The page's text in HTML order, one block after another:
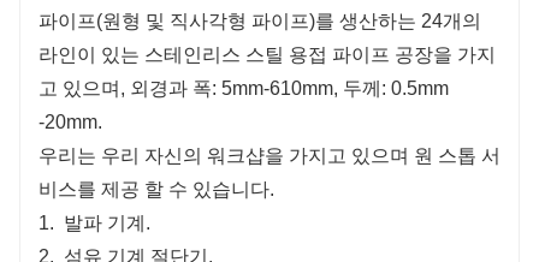
파이프(원형 및 직사각형 파이프)를 생산하는 24개의
라인이 있는 스테인리스 스틸 용접 파이프 공장을 가지
고 있으며, 외경과 폭: 5mm-610mm, 두께: 0.5mm
-20mm.
우리는 우리 자신의 워크샵을 가지고 있으며 원 스톱 서
비스를 제공 할 수 있습니다.
1. 발파 기계.
2. 섬유 기계 절단기.